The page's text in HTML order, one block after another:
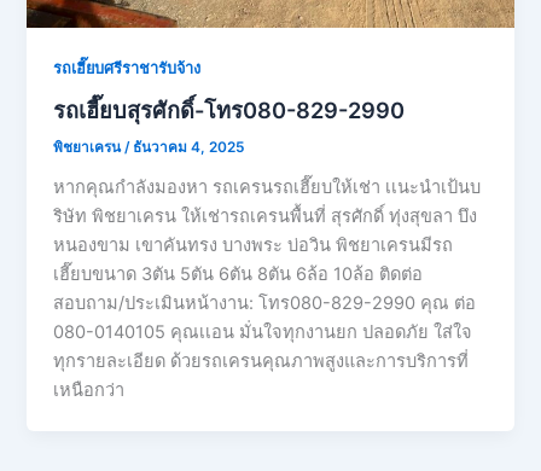
รถเฮี๊ยบศรีราชารับจ้าง
รถเฮี๊ยบสุรศักดิ์-โทร080-829-2990
พิชยาเครน/ ธันวาคม 4, 2025
หากคุณกำลังมองหา รถเครนรถเฮี๊ยบให้เช่า เเนะนำเป้นบ
ริษัท พิชยาเครน ให้เช่ารถเครนพื้นที่ สุรศักดิ์ ทุ่งสุขลา บึง
หนองขาม เขาคันทรง บางพระ บ่อวิน พิชยาเครนมีรถ
เฮี๊ยบขนาด 3ตัน 5ตัน 6ตัน 8ตัน 6ล้อ 10ล้อ ติดต่อ
สอบถาม/ประเมินหน้างาน: โทร080-829-2990 คุณ ต่อ
080-0140105 คุณเเอน มั่นใจทุกงานยก ปลอดภัย ใส่ใจ
ทุกรายละเอียด ด้วยรถเครนคุณภาพสูงและการบริการที่
เหนือกว่า